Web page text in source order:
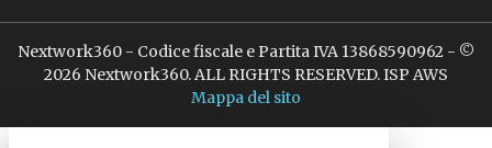
Nextwork360 - Codice fiscale e Partita IVA 13868590962 - ©
2026 Nextwork360. ALL RIGHTS RESERVED. ISP AWS
Mappa del sito